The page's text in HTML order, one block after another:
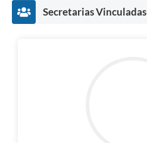
Secretarias Vinculadas